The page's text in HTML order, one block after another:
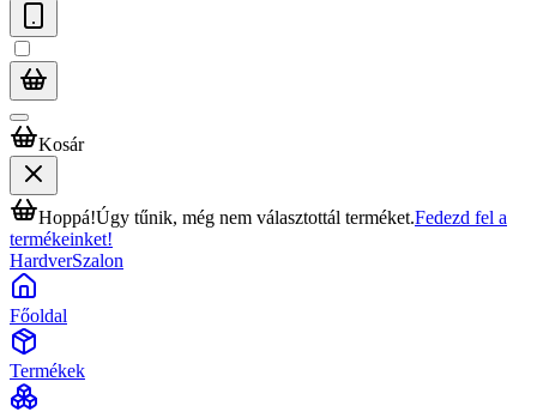
Kosár
Hoppá!Úgy tűnik, még nem választottál terméket.Fedezd fel a
termékeinket!
HardverSzalon
Főoldal
Termékek